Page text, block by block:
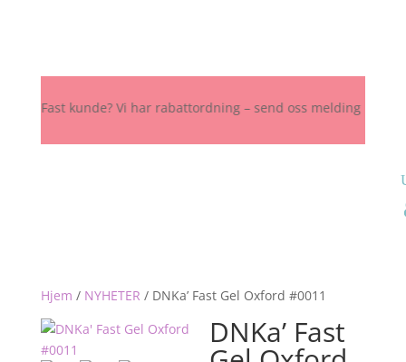
Fast kunde? Vi har rabattordning – send oss melding her, på
Hjem / NYHETER / DNKa’ Fast Gel Oxford #0011
DNKa’ Fast